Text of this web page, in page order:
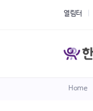
Home
열림터